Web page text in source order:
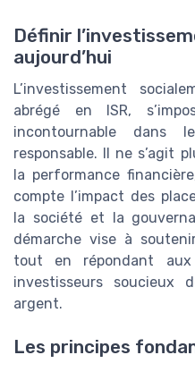
Définir
aujourd’hui
L’investissement
abrégé en ISR,
incontournable dans
responsable. Il ne s’agit
la performance
compte l’impact des
la société et la
démarche vise à
tout en répondant
investisseurs
argent.
Les principes